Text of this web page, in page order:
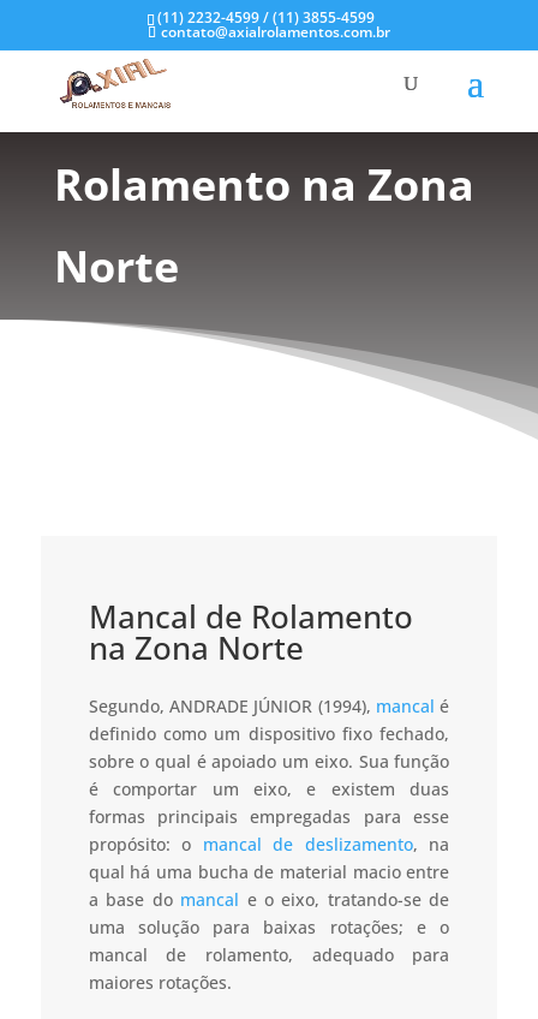
(11) 2232-4599 / (11) 3855-4599
contato@axialrolamentos.com.br
Mancal de
Rolamento na Zona
Norte
Mancal de Rolamento
na Zona Norte
Segundo, ANDRADE JÚNIOR (1994), mancal é
definido como um dispositivo fixo fechado,
sobre o qual é apoiado um eixo. Sua função
é comportar um eixo, e existem duas
formas principais empregadas para esse
propósito: o mancal de deslizamento, na
qual há uma bucha de material macio entre
a base domancal e o eixo, tratando-se de
uma solução para baixas rotações; e o
mancal de rolamento, adequado para
maiores rotações.